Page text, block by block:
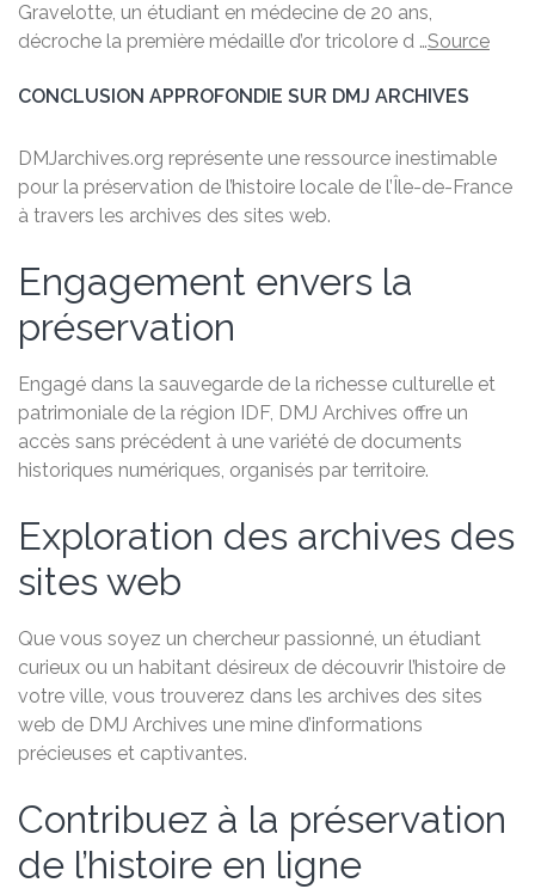
Gravelotte, un étudiant en médecine de 20 ans,
décroche la première médaille d’or tricolore d …Source
CONCLUSION APPROFONDIE SUR DMJ ARCHIVES
DMJarchives.org représente une ressource inestimable
pour la préservation de l’histoire locale de l’Île-de-France
à travers les archives des sites web.
Engagement envers la
préservation
Engagé dans la sauvegarde de la richesse culturelle et
patrimoniale de la région IDF, DMJ Archives offre un
accès sans précédent à une variété de documents
historiques numériques, organisés par territoire.
Exploration des archives des
sites web
Que vous soyez un chercheur passionné, un étudiant
curieux ou un habitant désireux de découvrir l’histoire de
votre ville, vous trouverez dans les archives des sites
web de DMJ Archives une mine d’informations
précieuses et captivantes.
Contribuez à la préservation
de l’histoire en ligne